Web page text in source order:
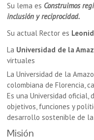
Su lema es Construimos
inclusión y reciprocidad.
Su actual Rector es
La Universidad de la
virtuales
La Universidad de la
colombiana de Florencia,
Es una Universidad oficial,
objetivos, funciones y
desarrollo sostenible de la
Misión